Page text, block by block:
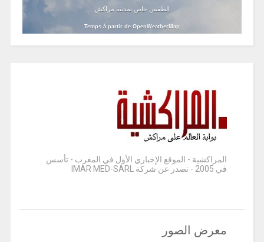
الطقس خاص بمدينة مراكش
Temps à partir de OpenWeatherMap
المراكشية - الموقع الإخباري الأول في المغرب - تأسس
في 2005 - تصدر عن شركة IMAR MED-SARL
معرض الصور